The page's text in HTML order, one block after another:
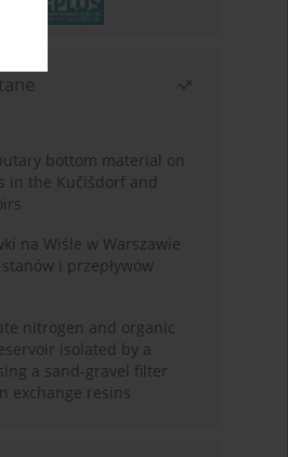
bottom material on
in the Kučišdorf and
na Wiśle w Warszawie
i przepływów
nitrogen and organic
isolated by a
a sand-gravel filter
exchange resins